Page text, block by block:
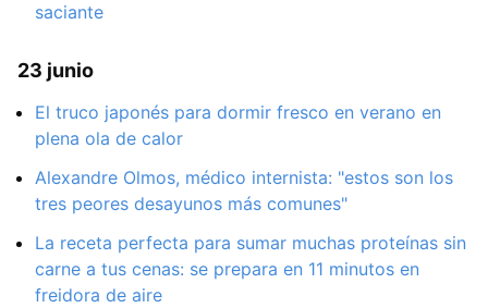
saciante
23 junio
El truco japonés para dormir fresco en verano en
plena ola de calor
Alexandre Olmos, médico internista: "estos son los
tres peores desayunos más comunes"
La receta perfecta para sumar muchas proteínas sin
carne a tus cenas: se prepara en 11 minutos en
freidora de aire